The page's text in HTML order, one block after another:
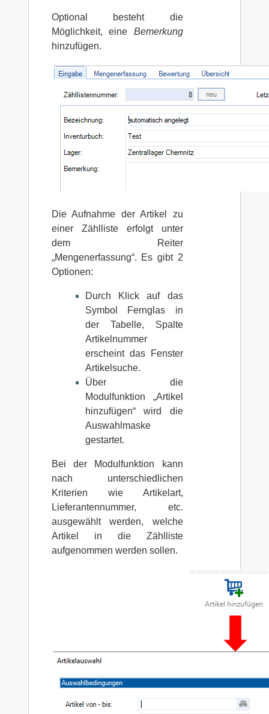
Optional besteht die
Möglichkeit, eine Bemerkung
hinzufügen.
Die Aufnahme der Artikel zu
einer Zählliste erfolgt unter
dem Reiter
„Mengenerfassung“. Es gibt 2
Optionen:
Durch Klick auf das
Symbol Fernglas in
der Tabelle, Spalte
Artikelnummer
erscheint das Fenster
Artikelsuche.
Über die
Modulfunktion „Artikel
hinzufügen“ wird die
Auswahlmaske
gestartet.
Bei der Modulfunktion kann
nach unterschiedlichen
Kriterien wie Artikelart,
Lieferantennummer, etc.
ausgewählt werden, welche
Artikel in die Zählliste
aufgenommen werden sollen.